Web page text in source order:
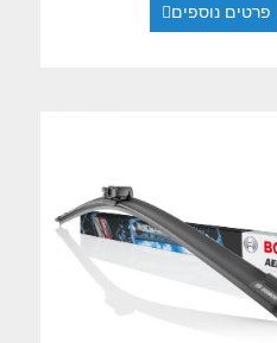
פרטים נוספים